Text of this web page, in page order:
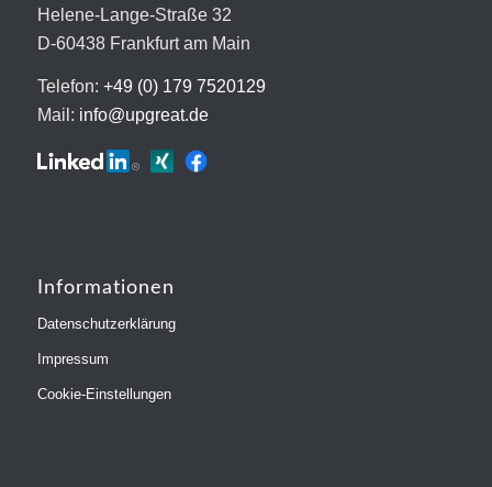
Helene-Lange-Straße 32
D-60438 Frankfurt am Main
Telefon: +49 (0) 179 7520129
Mail: info@upgreat.de
Informationen
Datenschutzerklärung
Impressum
Cookie-Einstellungen